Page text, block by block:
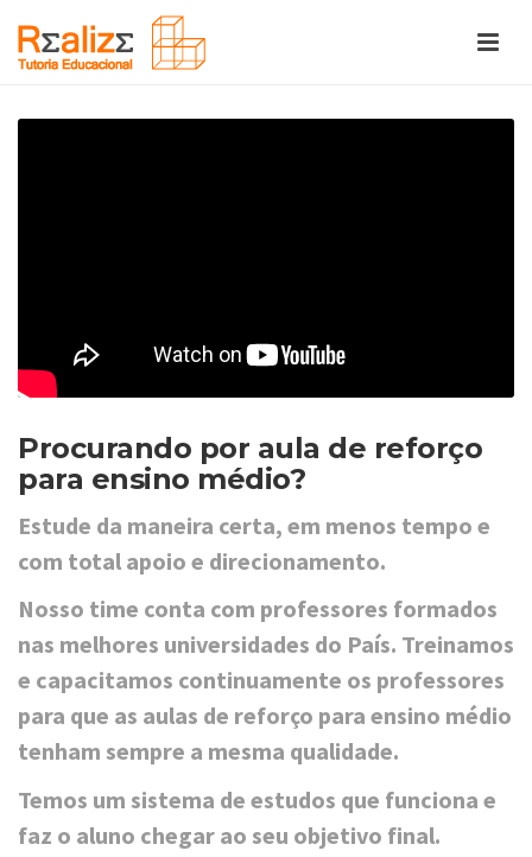
Procurando por aula de reforço
para ensino médio?
Estude da maneira certa, em menos tempo e
com total apoio e direcionamento.
Nosso time conta com professores formados
nas melhores universidades do País. Treinamos
e capacitamos continuamente os professores
para que as aulas de reforço para ensino médio
tenham sempre a mesma qualidade.
Temos um sistema de estudos que funciona e
faz o aluno chegar ao seu objetivo final.